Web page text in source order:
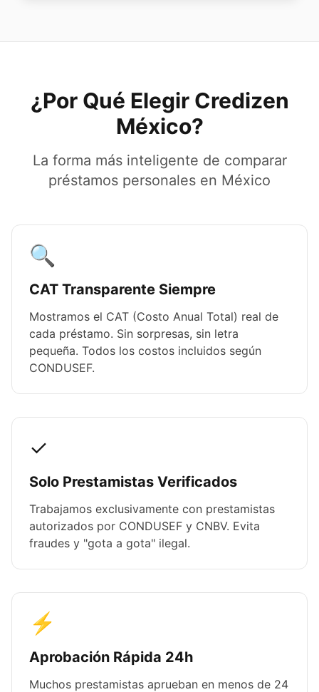
¿Por Qué Elegir Credizen
México?
La forma más inteligente de comparar
préstamos personales en México
🔍
CAT Transparente Siempre
Mostramos el CAT (Costo Anual Total) real de
cada préstamo. Sin sorpresas, sin letra
pequeña. Todos los costos incluidos según
CONDUSEF.
✓
Solo Prestamistas Verificados
Trabajamos exclusivamente con prestamistas
autorizados por CONDUSEF y CNBV. Evita
fraudes y "gota a gota" ilegal.
⚡
Aprobación Rápida 24h
Muchos prestamistas aprueban en menos de 24